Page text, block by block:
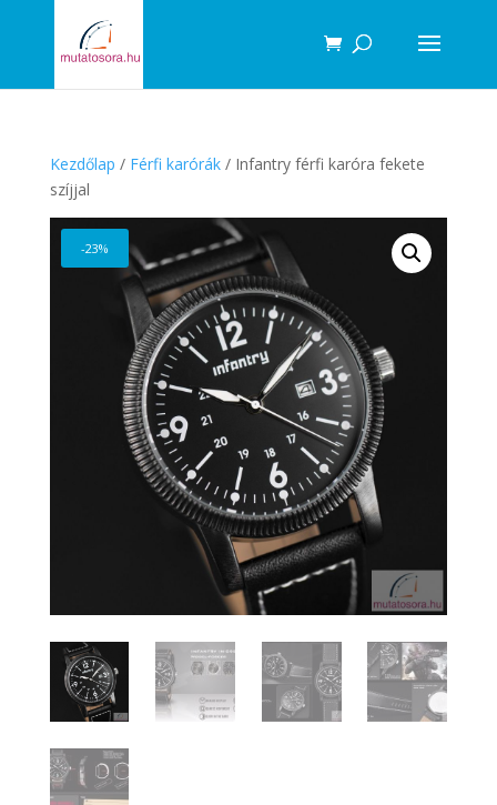
Kezdőlap / Férfi karórák/ Infantry férfi karóra fekete
szíjjal
-23%